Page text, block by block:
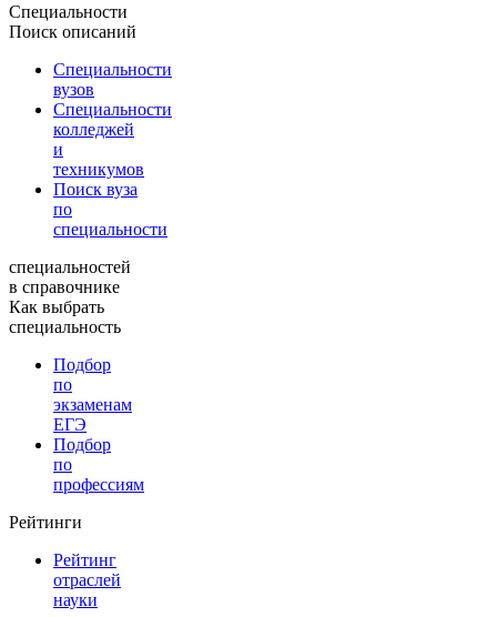
Специальности
Поиск описаний
Специальности
вузов
Специальности
колледжей
и
техникумов
Поиск вуза
по
специальности
специальностей
в справочнике
Как выбрать
специальность
Подбор
по
экзаменам
ЕГЭ
Подбор
по
профессиям
Рейтинги
Рейтинг
отраслей
науки